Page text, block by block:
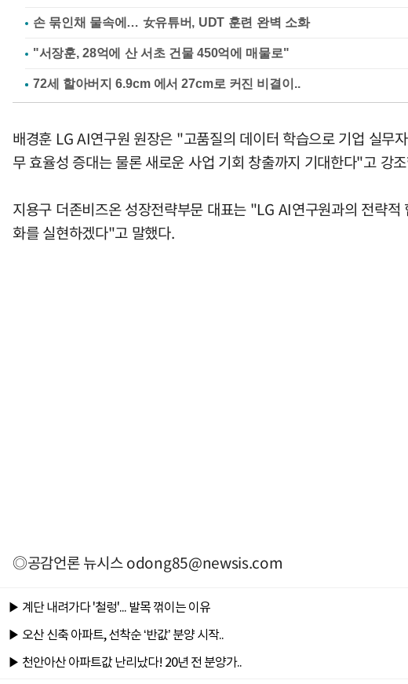
손 묶인채 물속에… 女유튜버, UDT 훈련 완벽 소화
"서장훈, 28억에 산 서초 건물 450억에 매물로"
배경훈 LG AI연구원 원장은 "고품질의 데이터 학습으로 기업 실무
무 효율성 증대는 물론 새로운 사업 기회 창출까지 기대한다"고 강
지용구 더존비즈온 성장전략부문 대표는 "LG AI연구원과의 전략
화를 실현하겠다"고 말했다.
◎공감언론 뉴시스odong85@newsis.com